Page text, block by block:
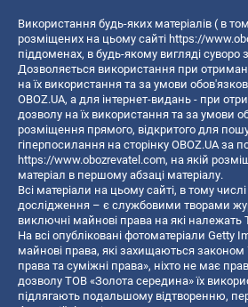
Використання будь-яких матеріалів ( в
розміщених на цьому сайті https://
піддоменах, в будь-якому вигляді суворо
Дозволяється використання при
на їх використання та за умови
OBOZ.UA, а для інтернет-видань - при
дозволу на їх використання та за умови
розміщення прямого, відкритого для
гіперпосилання на сторінку OBOZ.UA за
https://www.obozrevatel.com, на якій
матеріал в першому абзаці матеріалу.
Всі матеріали на цьому сайті, в тому числі
дослідження – є службовими творами
виключні майнові права на які належать
На всі опубліковані фотоматеріали Getty
майнові права, які захищаються законом
права та суміжні права», ніхто не має
дозволу ТОВ «Золота середина» їх
підлягають подальшому відтворенню,